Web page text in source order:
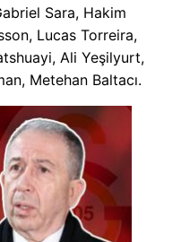
Sara, Hakim
Lucas Torreira,
Ali Yeşilyurt,
Metehan Baltacı.